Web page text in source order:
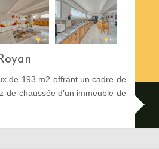
de 193 m2 offrant un cadre de
chaussée d’un immeuble de